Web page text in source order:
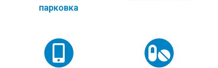
парковка